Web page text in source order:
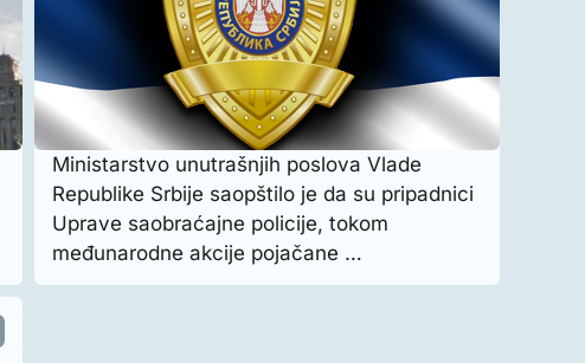
Ministarstvo unutrašnjih poslova Vlade
Republike Srbije saopštilo je da su pripadnici
Uprave saobraćajne policije, tokom
međunarodne akcije pojačane …